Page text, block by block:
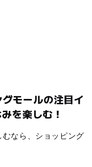
モールの注目イ
を楽しむ！
なら、ショッピング